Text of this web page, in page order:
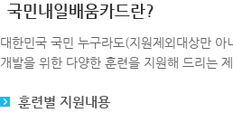
국민내일배움카드란?
대한민국 국민 누구라도(지원제외대상만
개발을 위한 다양한 훈련을 지원해 드리는
훈련별 지원내용